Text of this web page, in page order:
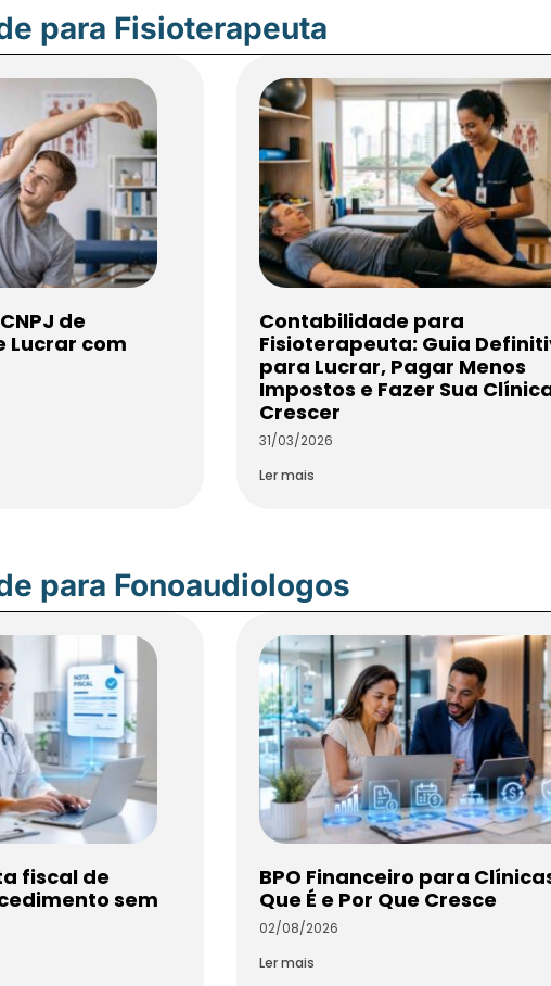
para Fisioterapeuta
de
Lucrar com
Contabilidade para
Fisioterapeuta: Guia
para Lucrar, Pagar Menos
Impostos e Fazer Sua
Crescer
31/03/2026
Ler mais
para Fonoaudiologos
fiscal de
sem
BPO Financeiro para
Que É e Por Que Cresce
02/08/2026
Ler mais